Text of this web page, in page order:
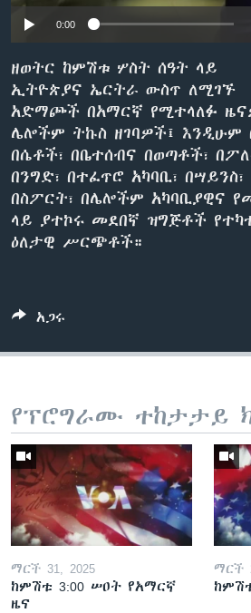
ቋንቋዎች
0:00
ዘወትር ከምሽቱ ሦስት ሰዓት ላይ
ኢትዮጵያና ኤርትራ ውስጥ ለሚገኙ
አድማጮች በአማርኛ የሚተላለፉ
ሌሎችም ትኩስ ዘገባዎች፤ እንዲሁም
በሴቶች፣ በቤተሰብና በወጣቶች፣
በንግድ፣ በተፈጥሮ አካባቢ፣
በስፖርት፣ በሌሎችም አካባቢያዊና
ላይ ያተኮሩ መደበኛ ዝግጅቶች
ዕለታዊ ሥርጭቶች።
አጋሩ
የፕሮግራሙ ተከታታይ
ማርች 31, 2025
ከምሽቱ 3:00 ሠዐት የአማርኛ
ዜና
ማርች